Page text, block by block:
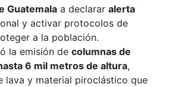
Guatemala a declarar alerta
y activar protocolos de
a la población.
la emisión de columnas de
6 mil metros de altura,
lava y material piroclástico que